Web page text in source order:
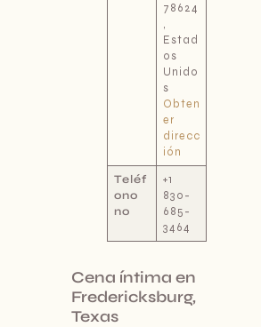
78624
Estad
os
Unido
s
Obten
er
direcc
ión
Teléf
ono
no
+1
830-
685-
3464
Cena íntima en
Fredericksburg,
Texas